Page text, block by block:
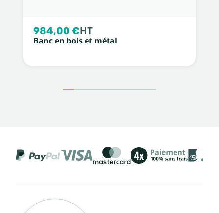
984,00 €HT
Banc en bois et métal